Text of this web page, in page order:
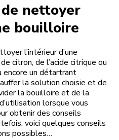
nettoyer
bouilloire
l’intérieur d’une
citron, de l’acide citrique ou
encore un détartrant
la solution choisie et de
la bouilloire et de la
lorsque vous
obtenir des conseils
voici quelques conseils
possibles…